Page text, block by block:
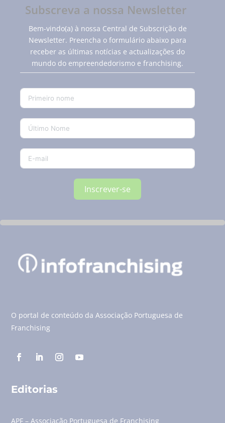
Subscreva a nossa Newsletter
Bem-vindo(a) à nossa Central de Subscrição de
Newsletter. Preencha o formulário abaixo para
receber as últimas notícias e actualizações do
mundo do empreendedorismo e franchising.
Inscrever-se
O portal de conteúdo da Associação Portuguesa de
Franchising
Editorias
APF – Associação Portuguesa de Franchising